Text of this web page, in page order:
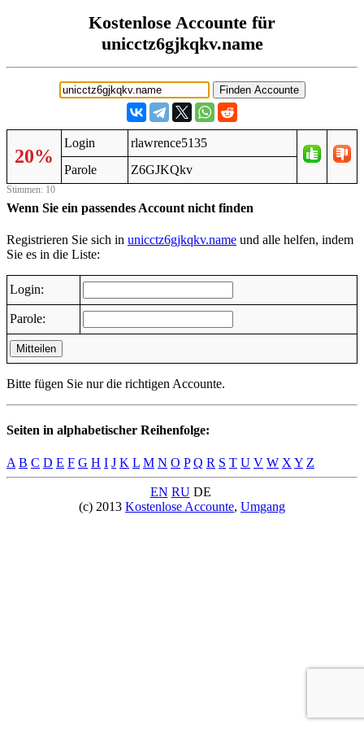
Kostenlose Accounte für
unicctz6gjkqkv.name
20%
Login
rlawrence5135
Parole
Z6GJKQkv
Stimmen: 10
Wenn Sie ein passendes Account nicht finden
Registrieren Sie sich in unicctz6gjkqkv.name und alle helfen, indem
Sie es in die Liste:
Login:
Parole:
Mitteilen
Bitte fügen Sie nur die richtigen Accounte.
Seiten in alphabetischer Reihenfolge:
A B C D E F G H I J K L M N O P Q R S T U V W X Y Z
EN RUDE
(c) 2013 Kostenlose Accounte, Umgang